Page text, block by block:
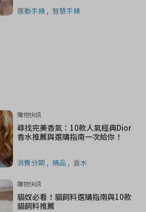
運動手錶 智慧手錶
購物快訊
尋找完美香氣：10款人氣經典Dior
香水推薦與選購指南一次給你！
消費分期 精品 香水
購物快訊
貓奴必看！貓飼料選購指南與10款
貓飼料推薦